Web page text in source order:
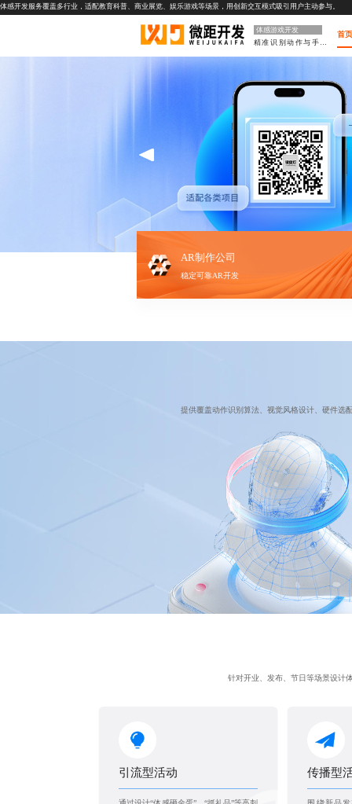
体感开发服务覆盖多行业，适配教育科普、商业展览、娱乐游戏等场景，用创新交互模式吸引用户主动参与。
体感游戏开发
首
AR制作公司
稳定可靠AR开发
提供覆盖动作识别算法、视觉风格设计、硬件选
针对开业、发布、节日等场景设计
引流型活动 传播型